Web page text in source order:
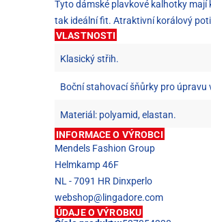
Tyto dámské plavkové kalhotky
tak ideální fit. Atraktivní korálový
VLASTNOSTI
Klasický střih.
Boční stahovací šňůrky pro úpravu
Materiál: polyamid, elastan.
INFORMACE O VÝROBCI
Mendels Fashion Group
Helmkamp 46F
NL - 7091 HR Dinxperlo
webshop@lingadore.com
ÚDAJE O VÝROBKU